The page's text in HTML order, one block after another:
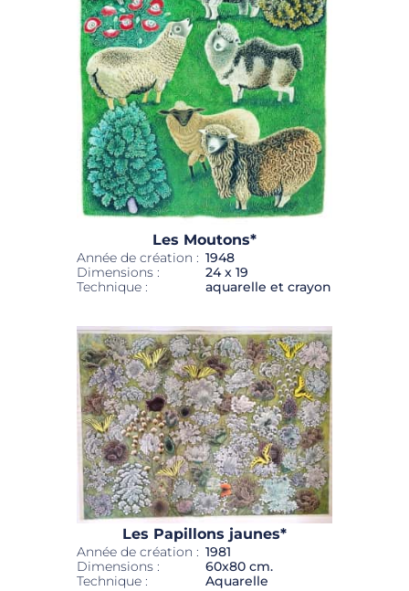
Les Moutons*
Année de création : 1948
Dimensions :
24 x 19
Technique :
aquarelle et crayon
Les Papillons jaunes*
Année de création : 1981
Dimensions :
60x80 cm.
Technique :
Aquarelle